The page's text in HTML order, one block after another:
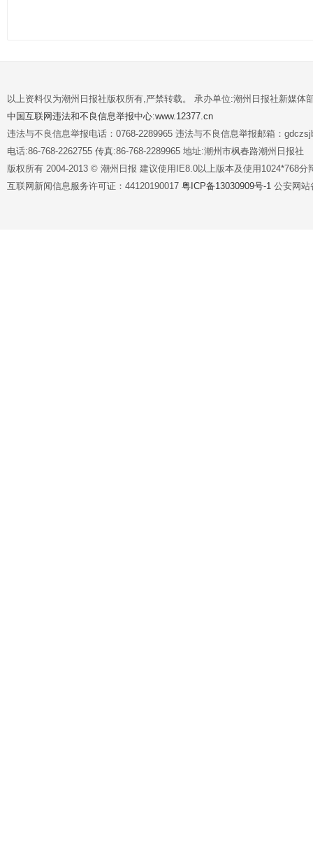
以上资料仅为潮州日报社版权所有,严禁转载。 承办单位:潮州日报社新媒体
中国互联网违法和不良信息举报中心:www.12377.cn
违法与不良信息举报电话：0768-2289965 违法与不良信息举报邮箱：
电话:86-768-2262755 传真:86-768-2289965 地址:潮州市枫春路潮州日报社
版权所有 2004-2013 © 潮州日报 建议使用IE8.0以上版本及使用1024*768分
互联网新闻信息服务许可证：44120190017 粤ICP备13030909号-1 公安网站